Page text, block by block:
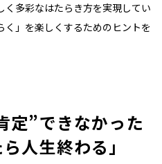
く多彩なはたらき方を実現してい
く」を楽しくするためのヒントを
定”できなかった
人生終わる」